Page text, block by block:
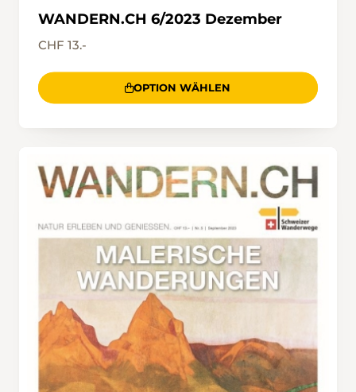
WANDERN.CH 6/2023 Dezember
CHF 13.-
OPTION WÄHLEN